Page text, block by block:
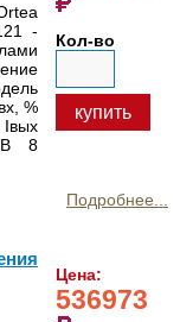
Кол-во
купить
-
%
В 8
Подробнее...
Цена:
536973